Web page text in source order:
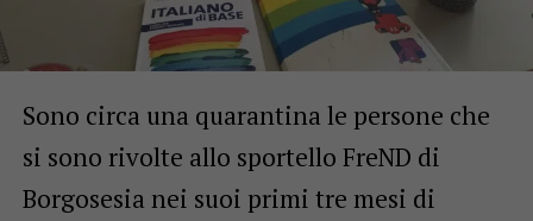
Sono circa una quarantina le persone che
si sono rivolte allo sportello FreND di
Borgosesia nei suoi primi tre mesi di